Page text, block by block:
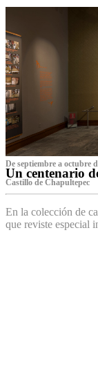
De septiembre a octubre
Un centenario
Castillo de Chapultepec
En la colección de
que reviste especial